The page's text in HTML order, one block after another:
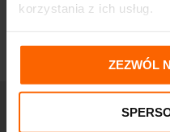
korzystania z ich usług.
ZEZWÓL